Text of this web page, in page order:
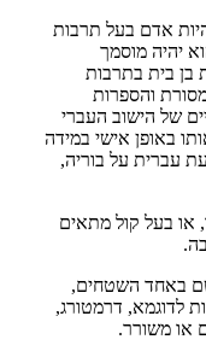
אדם בעל תרבות
יהיה מוסמך
בן בית בתרבות
והספרות
של הישוב העברי
באופן אישי במידה
עברית על בוריה,
או בעל קול מתאים
באחד השטחים,
לדוגמא, דרמטורג,
או משורר.